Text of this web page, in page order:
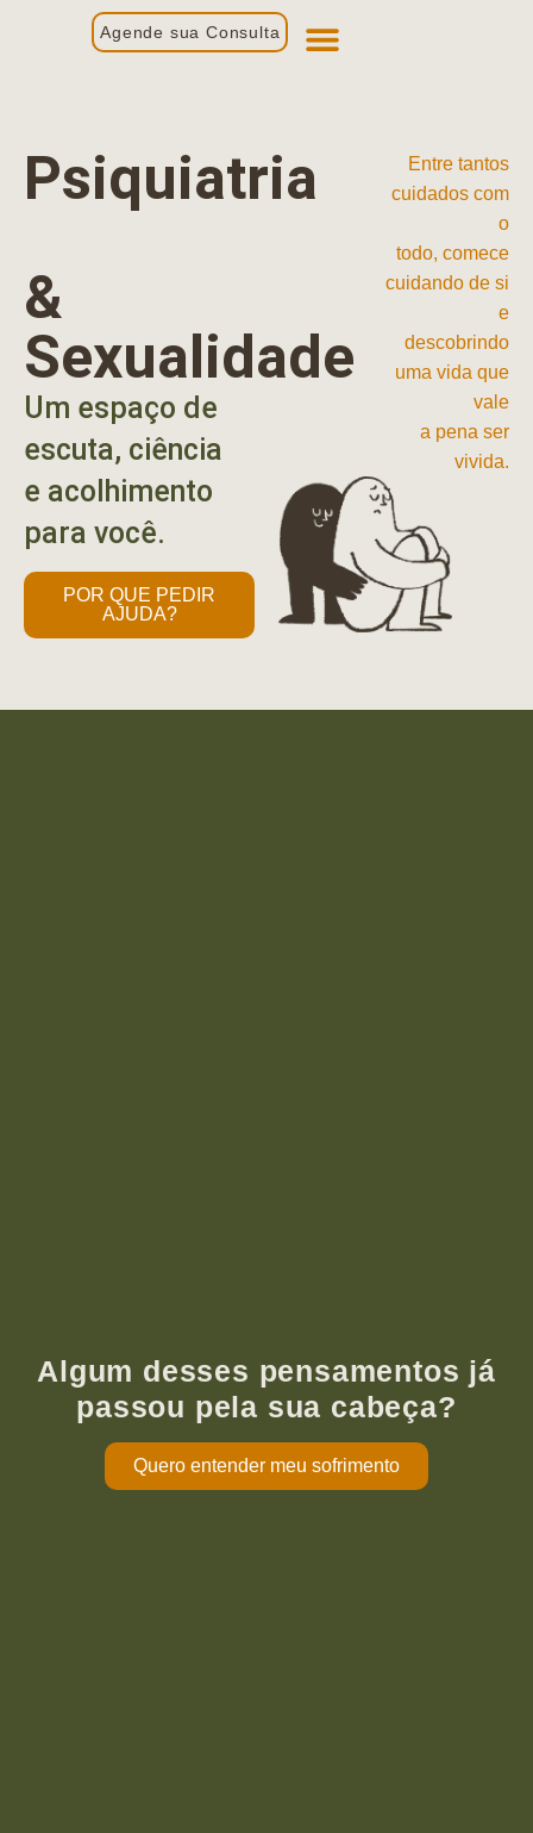
Agende sua Consulta
Psiquiatria
&
Sexualidade
Um espaço de
escuta, ciência
e acolhimento
para você.
POR QUE PEDIR
AJUDA?
Entre tantos
cuidados com
o
todo, comece
cuidando de si
e
descobrindo
uma vida que
vale
a pena ser
vivida.
Algum desses pensamentos já
passou pela sua cabeça?
Quero entender meu sofrimento